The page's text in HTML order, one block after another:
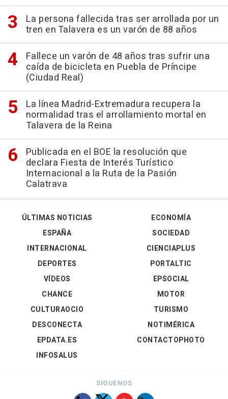
La persona fallecida tras ser arrollada por un
tren en Talavera es un varón de 88 años
Fallece un varón de 48 años tras sufrir una
caída de bicicleta en Puebla de Príncipe
(Ciudad Real)
La línea Madrid-Extremadura recupera la
normalidad tras el arrollamiento mortal en
Talavera de la Reina
Publicada en el BOE la resolución que
declara Fiesta de Interés Turístico
Internacional a la Ruta de la Pasión
Calatrava
ÚLTIMAS NOTICIAS
ESPAÑA
INTERNACIONAL
DEPORTES
VÍDEOS
ECONOMÍA
SOCIEDAD
CIENCIAPLUS
PORTALTIC
EPSOCIAL
CHANCE
CULTURAOCIO
DESCONECTA
EPDATA.ES
INFOSALUS
MOTOR
TURISMO
NOTIMÉRICA
CONTACTOPHOTO
SÍGUENOS